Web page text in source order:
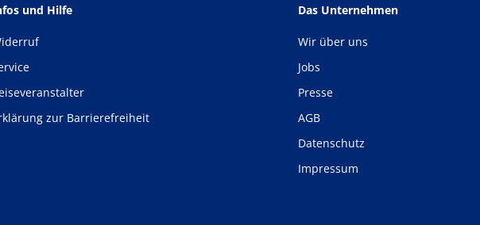
und Hilfe
zur Barrierefreiheit
Das Unternehmen
Wir über uns
Jobs
Presse
AGB
Datenschutz
Impressum